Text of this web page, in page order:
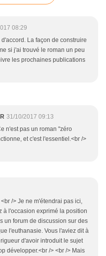
08:29
La façon de construire
si j'ai trouvé le roman un peu
les prochaines publications
31/10/2017 09:13
n'est pas un roman "zéro
et c'est l'essentiel.<br />
/> Je ne m'étendrai pas ici,
à l'occasion exprimé la position
un forum de discussion sur des
l'euthanasie. Vous l'aviez dit à
d'avoir introduit le sujet
développer.<br /> <br /> Mais